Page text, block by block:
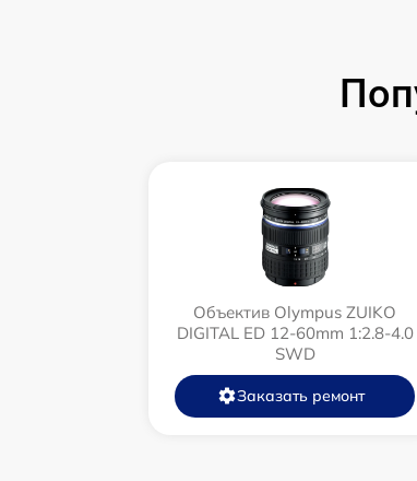
Объектив Olympus ZUIKO
DIGITAL ED 12-60mm 1:2.8-4.0
SWD
Заказать ремонт